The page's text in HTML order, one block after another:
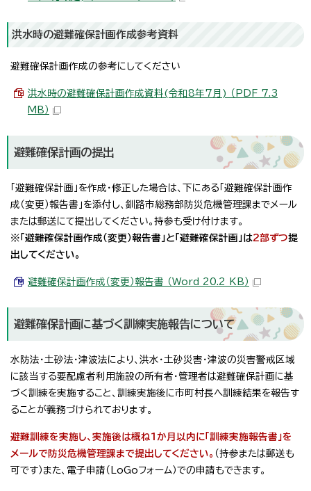
洪水時の避難確保計画作成参考資料
避難確保計画作成の参考にしてください
洪水時の避難確保計画作成資料(令和8年7月) （PDF 7.3
MB）
避難確保計画の提出
「避難確保計画」を作成・修正した場合は、下にある「避難確保計画作
成（変更）報告書」を添付し、釧路市総務部防災危機管理課までメール
または郵送にて提出してください。持参も受け付けます。
※「避難確保計画作成（変更）報告書」と「避難確保計画」は2部ずつ提
出してください。
避難確保計画作成（変更）報告書 （Word 20.2 KB）
避難確保計画に基づく訓練実施報告について
水防法・土砂法・津波法により、洪水・土砂災害・津波の災害警戒区域
に該当する要配慮者利用施設の所有者・管理者は避難確保計画に基
づく訓練を実施すること、 訓練実施後に市町村長へ訓練結果を報告す
ることが義務づけられております。
避難訓練を実施し、実施後は概ね1か月以内に「訓練実施報告書」を
メールで防災危機管理課まで提出してください。 （持参または郵送も
可です）また、電子申請（LoGoフォーム）での申請もできます。